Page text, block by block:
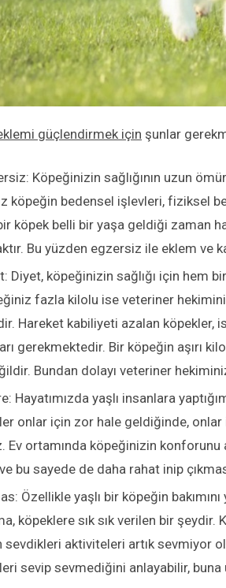
güçlendirmek için şunlar
Köpeğinizin sağlığının uzun
köpeğin bedensel işlevleri, fiziksel
köpek belli bir yaşa geldiği zaman
Bu yüzden egzersiz ile eklem ve
Diyet, köpeğinizin sağlığı için hem
fazla kilolu ise veteriner
Hareket kabiliyeti azalan köpekler,
gerekmektedir. Bir köpeğin aşırı
Bundan dolayı veteriner
Hayatımızda yaşlı insanlara
onlar için zor hale geldiğinde,
Ev ortamında köpeğinizin
bu sayede de daha rahat inip
Özellikle yaşlı bir köpeğin
köpeklere sık sık verilen bir
sevdikleri aktiviteleri artık sevmiyor
sevip sevmediğini anlayabilir,